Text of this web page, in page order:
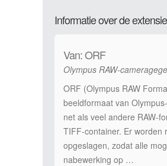
Informatie over de
Van: ORF
Olympus RAW-
ORF (Olympus RAW
beeldformaat van
net als veel andere RAW-
TIFF-container. Er worden
opgeslagen, zodat alle
nabewerking op …